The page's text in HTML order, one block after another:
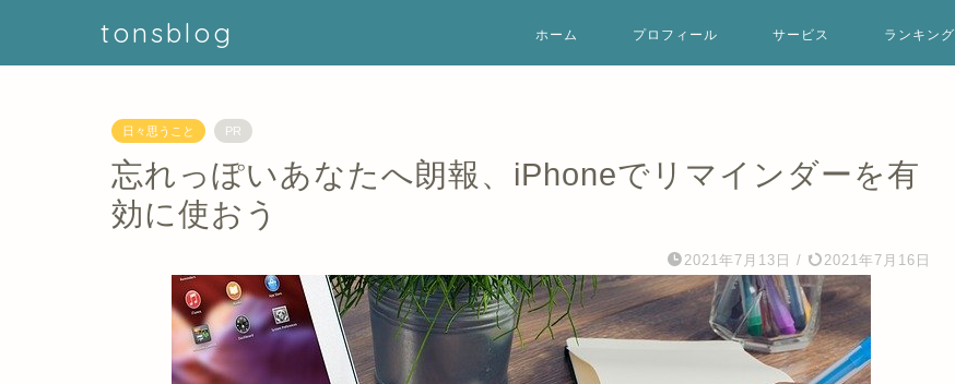
tonsblog ホーム プロフィール サービス ランキング
日々思うこと PR
忘れっぽいあなたへ朗報、iPhoneでリマインダーを有
効に使おう
2021年7月13日 / 2021年7月16日